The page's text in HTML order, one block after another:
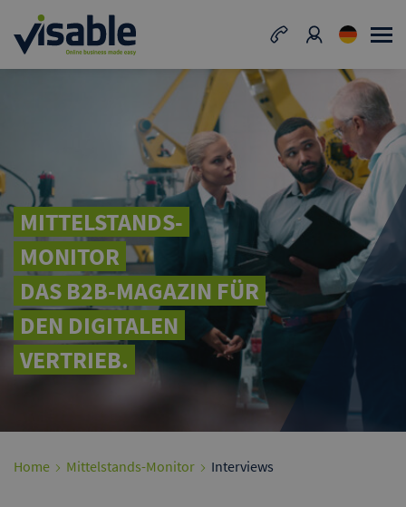
MITTELSTANDS-
MONITOR
DAS B2B-MAGAZIN FÜR
DEN DIGITALEN
VERTRIEB.
Home Mittelstands-Monitor Interviews